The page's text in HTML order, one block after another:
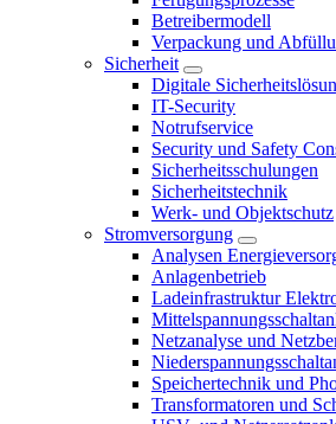
Betreibermodell
Verpackung und
Sicherheit
Digitale
IT-Security
Notrufservice
Security und Safety
Sicherheitsschulungen
Sicherheitstechnik
Werk- und Objektschutz
Stromversorgung
Analysen
Anlagenbetrieb
Ladeinfrastruktur
Netzanalyse und
Speichertechnik und
Transformatoren und